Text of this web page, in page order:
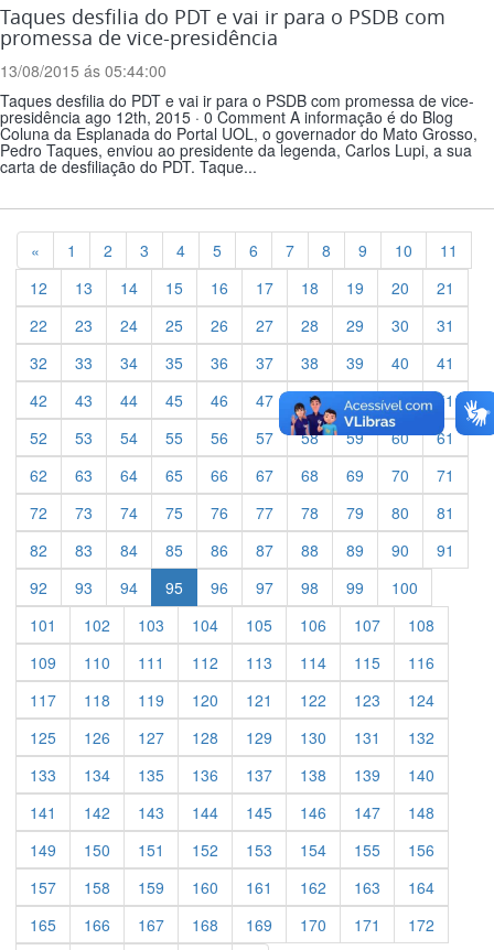
Taques desfilia do PDT e vai ir para o PSDB com
promessa de vice-presidência
13/08/2015 ás 05:44:00
Taques desfilia do PDT e vai ir para o PSDB com promessa de vice-
presidência ago 12th, 2015 · 0 Comment A informação é do Blog
Coluna da Esplanada do Portal UOL, o governador do Mato Grosso,
Pedro Taques, enviou ao presidente da legenda, Carlos Lupi, a sua
carta de desfiliação do PDT. Taque...
« Previous
1 2 3 4 5 6 7 8 9 10
11
12
13 14 15 16 17 18 19 20
21
22
23 24 25 26 27 28 29 30
31
32
33 34 35 36 37 38 39 40
41
42
43 44 45 46 47 48 49 50
51
52
53 54 55 56 57 58 59 60
61
62
63 64 65 66 67 68 69 70
71
72
73 74 75 76 77 78 79 80
81
82
83 84 85 86 87 88 89 90
91
92
93 94 95 96 97 98 99
100
101
102 103 104 105 106 107
108
109
110 111 112 113 114 115
116
117
118 119 120 121 122 123
124
125
126 127 128 129 130 131
132
133
134 135 136 137 138 139
140
141
142 143 144 145 146 147
148
149
150 151 152 153 154 155
156
157
158 159 160 161 162 163
164
165
166 167 168 169 170 171
172